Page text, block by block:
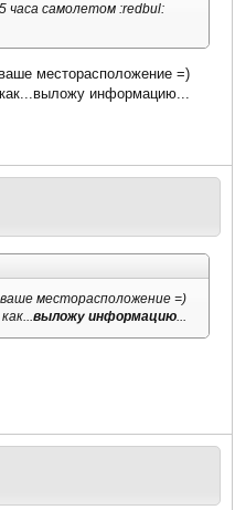
часа самолетом :redbul:
месторасположение =)
информацию...
месторасположение =)
выложу информацию...